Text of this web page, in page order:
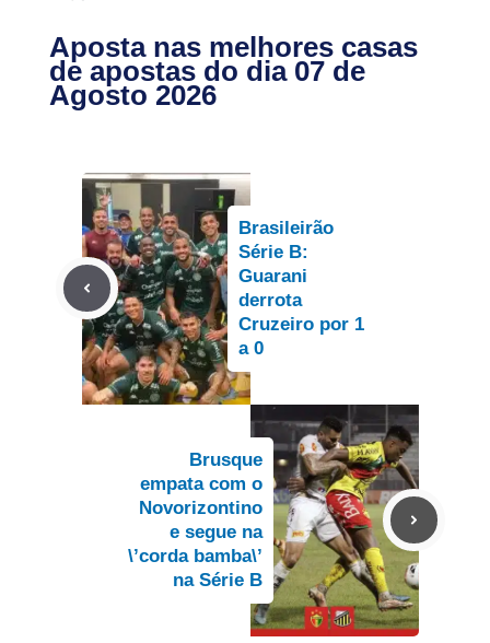
Aposta nas melhores casas
de apostas do dia 07 de
Agosto 2026
Brasileirão
Série B:
Guarani
derrota
Cruzeiro por 1
a 0
Brusque
empata com o
Novorizontino
e segue na
\’corda bamba\’
na Série B